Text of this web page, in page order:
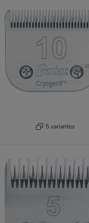
5 variantes